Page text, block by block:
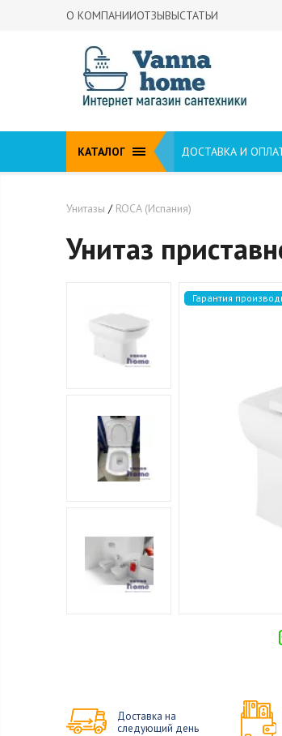
О КОМПАНИИОТЗЫВЫСТАТЬИ
КАТАЛОГ ДОСТАВКА И
Унитазы / ROCA (Испания)
Унитаз
Гарантия
Доставка на
следующий день